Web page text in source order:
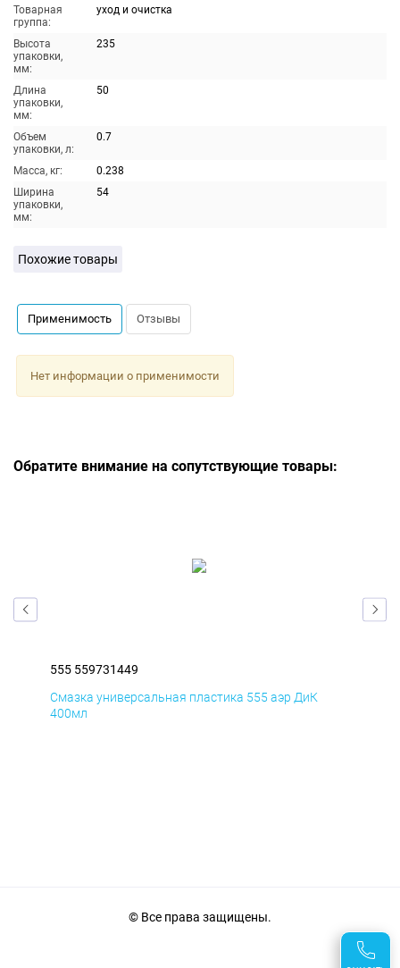
Товарная
группа:
уход и очистка
Высота
упаковки,
мм:
235
Длина
упаковки,
мм:
50
Объем
упаковки, л:
0.7
Масса, кг:
0.238
Ширина
упаковки,
мм:
54
Похожие товары
Применимость Отзывы
Нет информации о применимости
Обратите внимание на сопутствующие товары:
555 559731449
Смазка универсальная пластика 555 аэр ДиК
400мл
© Все права защищены.